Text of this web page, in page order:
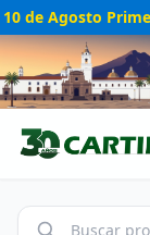
10 de Agosto